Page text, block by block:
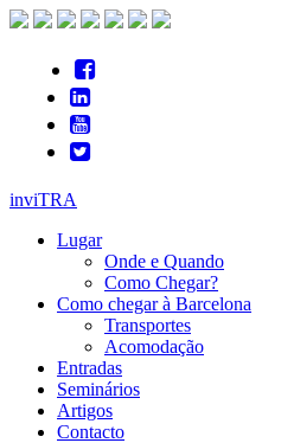
inviTRA
Lugar
Onde e Quando
Como Chegar?
Como chegar à Barcelona
Transportes
Acomodação
Entradas
Seminários
Artigos
Contacto